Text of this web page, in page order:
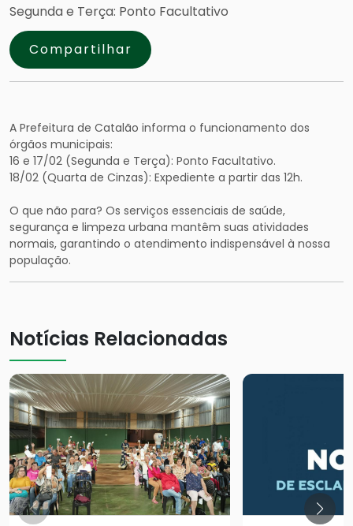
Segunda e Terça: Ponto Facultativo
Compartilhar
A Prefeitura de Catalão informa o funcionamento dos
órgãos municipais:
16 e 17/02 (Segunda e Terça): Ponto Facultativo.
18/02 (Quarta de Cinzas): Expediente a partir das 12h.
O que não para? Os serviços essenciais de saúde,
segurança e limpeza urbana mantêm suas atividades
normais, garantindo o atendimento indispensável à nossa
população.
Notícias Relacionadas